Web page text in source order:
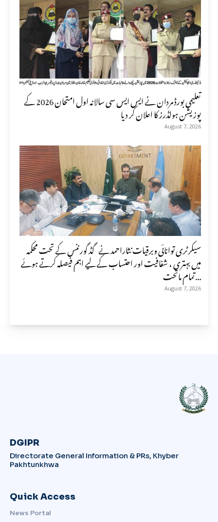
تعلیمی بورڈ مردان نے ایس ایس سی سالانہ اول امتحان 2026 کے
پوزیشن ہولڈرز کا اعلان کر دیا
August 7, 2026
سیکرٹری توانائی وبرقیات نثاراحمد نے گڈ گورننس کے تحت محکمہ
میں بہتری ، شفافیت اور احتساب کے لیے اہم فیصلہ کرتے ہوئے
تمام ماتحت...
August 7, 2026
DGIPR
Directorate General Information & PRs, Khyber
Pakhtunkhwa
Quick Access
News Portal